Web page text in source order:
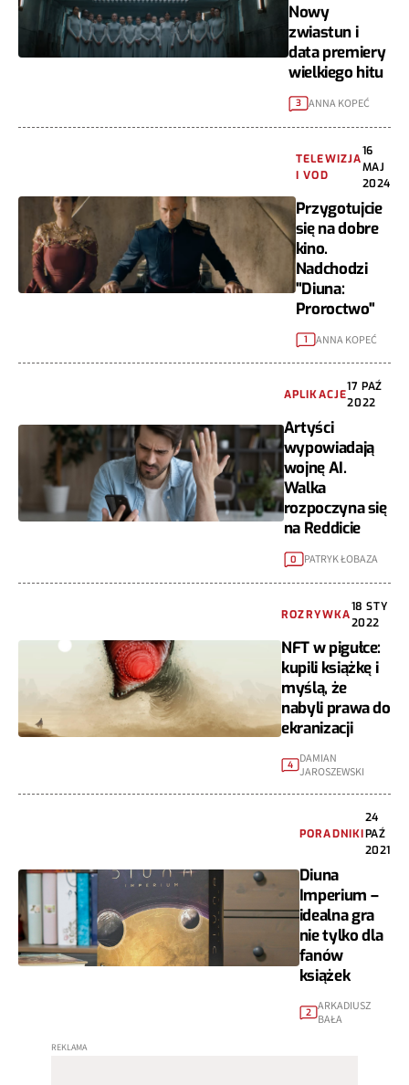
Nowy
zwiastun i
data premiery
wielkiego hitu
3 ANNA KOPEĆ
TELEWIZJA
I VOD
16
MAJ
2024
Przygotujcie
się na dobre
kino.
Nadchodzi
"Diuna:
Proroctwo"
1 ANNA KOPEĆ
APLIKACJE
17 PAŹ
2022
Artyści
wypowiadają
wojnę AI.
Walka
rozpoczyna się
na Reddicie
0 PATRYK ŁOBAZA
ROZRYWKA
18 STY
2022
NFT w pigułce:
kupili książkę i
myślą, że
nabyli prawa do
ekranizacji
4 DAMIAN
JAROSZEWSKI
PORADNIKI
24
PAŹ
2021
Diuna
Imperium –
idealna gra
nie tylko dla
fanów
książek
2 ARKADIUSZ
BAŁA